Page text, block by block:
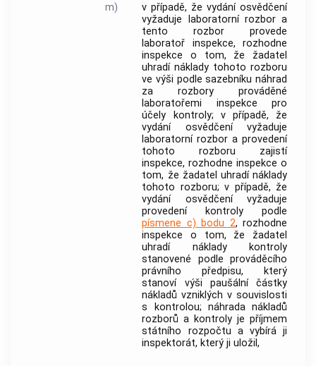
m)
v případě, že vydání osvědčení
vyžaduje laboratorní rozbor a
tento rozbor provede
laboratoř inspekce, rozhodne
inspekce o tom, že žadatel
uhradí náklady tohoto rozboru
ve výši podle sazebníku náhrad
za rozbory prováděné
laboratořemi inspekce pro
účely
kontroly; v případě, že
vydání osvědčení vyžaduje
laboratorní rozbor a provedení
tohoto rozboru zajistí
inspekce, rozhodne inspekce o
tom, že žadatel uhradí náklady
tohoto rozboru; v případě, že
vydání osvědčení vyžaduje
provedení
kontroly podle
písmene c) bodu 2, rozhodne
inspekce o tom, že žadatel
uhradí náklady
kontroly
stanovené podle prováděcího
právního předpisu, který
stanoví výši paušální částky
nákladů vzniklých v souvislosti
s
kontrolou; náhrada nákladů
rozborů a kontroly je příjmem
státního rozpočtu a vybírá ji
inspektorát, který ji uložil,